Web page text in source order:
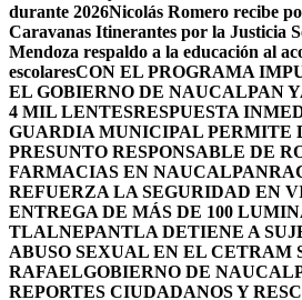
durante 2026Nicolás Romero recibe
Caravanas Itinerantes por la Justicia
Mendoza respaldo a la educación al
escolaresCON EL PROGRAMA
EL GOBIERNO DE NAUCALPAN
4 MIL LENTESRESPUESTA
GUARDIA MUNICIPAL PERMITE
PRESUNTO RESPONSABLE DE
FARMACIAS EN NAUCALPAN
REFUERZA LA SEGURIDAD EN
ENTREGA DE MÁS DE 100
TLALNEPANTLA DETIENE A
ABUSO SEXUAL EN EL CETRAM
RAFAELGOBIERNO DE
REPORTES CIUDADANOS Y